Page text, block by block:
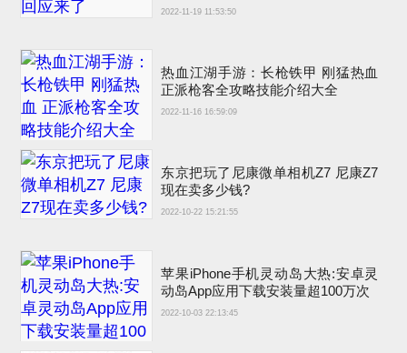
2022-11-19 11:53:50
热血江湖手游：长枪铁甲 刚猛热血
正派枪客全攻略技能介绍大全
2022-11-16 16:59:09
东京把玩了尼康微单相机Z7 尼康Z7
现在卖多少钱?
2022-10-22 15:21:55
苹果iPhone手机灵动岛大热:安卓灵
动岛App应用下载安装量超100万次
2022-10-03 22:13:45